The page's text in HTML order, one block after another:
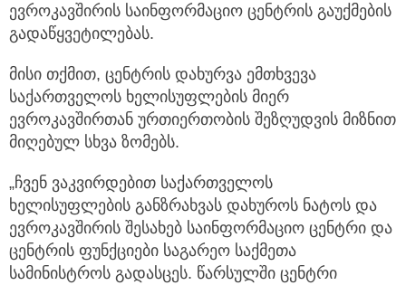
ევროკავშირის საინფორმაციო ცენტრის გაუქმების
გადაწყვეტილებას.
მისი თქმით, ცენტრის დახურვა ემთხვევა
საქართველოს ხელისუფლების მიერ
ევროკავშირთან ურთიერთობის შეზღუდვის მიზნით
მიღებულ სხვა ზომებს.
„ჩვენ ვაკვირდებით საქართველოს
ხელისუფლების განზრახვას დახუროს ნატოს და
ევროკავშირის შესახებ საინფორმაციო ცენტრი და
ცენტრის ფუნქციები საგარეო საქმეთა
სამინისტროს გადასცეს. წარსულში ცენტრი